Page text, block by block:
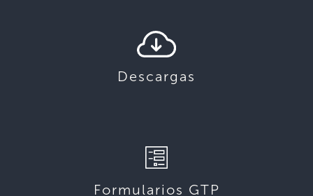
Descargas
Formularios GTP